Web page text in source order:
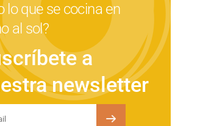
lo que se cocina en
al sol?
a
newsletter